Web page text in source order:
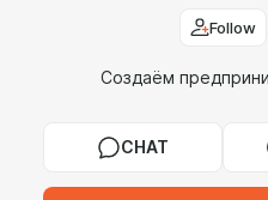
Follow
Создаём
CHAT